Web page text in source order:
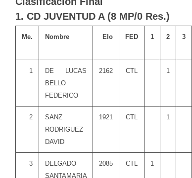
1. CD JUVENTUD A (8 MP/0 Res.)
Me. Nombre Elo FED 1 2 3
1
DE LUCAS
BELLO
FEDERICO
2162 CTL 1
2
SANZ
RODRIGUEZ
DAVID
1921 CTL 1
3
DELGADO
SANTAMARIA
2085 CTL 1